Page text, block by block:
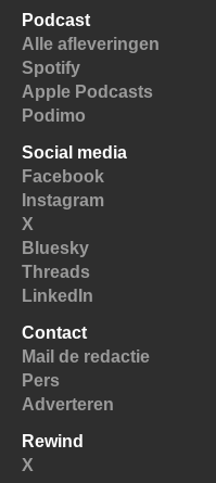
Podcast
Alle afleveringen
Spotify
Apple Podcasts
Podimo
Social media
Facebook
Instagram
X
Bluesky
Threads
LinkedIn
Contact
Mail de redactie
Pers
Adverteren
Rewind
X